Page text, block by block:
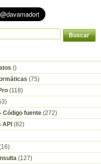
()
(75)
(118)
Código fuente(272)
API (82)
(127)